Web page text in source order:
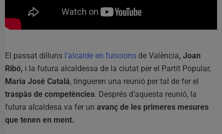
El passat dilluns l’alcalde en funcions de València, Joan
Ribó, i la futura alcaldessa de la ciutat per el Partit Popular,
Maria José Catalá, tingueren una reunió per tal de fer el
traspàs de competències. Després d’aquesta reunió, la
futura alcaldesa va fer un avanç de les primeres mesures
que tenen en ment.